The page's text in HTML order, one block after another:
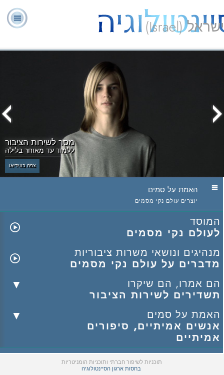
ישראל (Israel)
סיינטולוגיה?
מסר לשירות הציבור
ללמוד עד מאוחר בלילה
צפה בווידיאו
האמת על סמים
יוצרים עולם נקי מסמים
המוסד
לעולם נקי מסמים
מנהיגים ונושאי משרות ציבוריות
מדברים על עולם נקי מסמים
הם אמרו, הם שיקרו
תשדירים לשירות הציבור
האמת על סמים
אנשים אמיתיים, סיפורים
אמיתיים
תוכניות לשיפור חברתי ותוכניות הומניטריות
בחסות ארגון הסיינטולוגיה